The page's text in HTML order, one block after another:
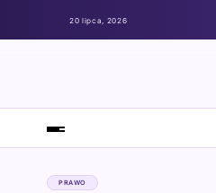
20 lipca, 2026
PRAWO